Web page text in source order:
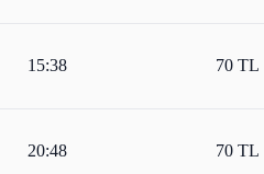
15:38 70 TL
20:48 70 TL